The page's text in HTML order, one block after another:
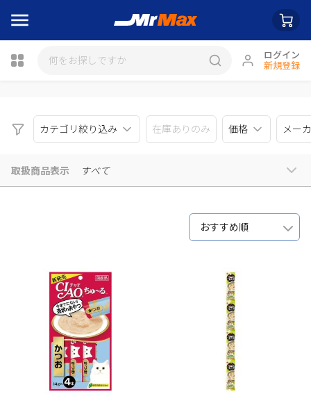
ログイン
新規登録
カテゴリ絞り込み 在庫ありのみ 価格 メー
取扱商品表示 すべて
おすすめ順